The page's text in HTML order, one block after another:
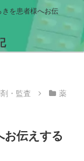
を患者様へお伝
・監査
薬
伝えする